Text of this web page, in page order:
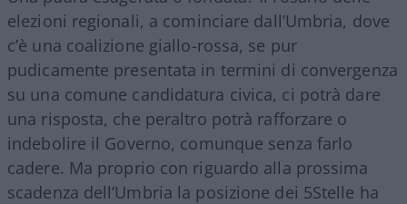
elezioni regionali, a cominciare dall’Umbria, dove
c’è una coalizione giallo-rossa, se pur
pudicamente presentata in termini di convergenza
su una comune candidatura civica, ci potrà dare
una risposta, che peraltro potrà rafforzare o
indebolire il Governo, comunque senza farlo
cadere. Ma proprio con riguardo alla prossima
scadenza dell’Umbria la posizione dei 5Stelle ha